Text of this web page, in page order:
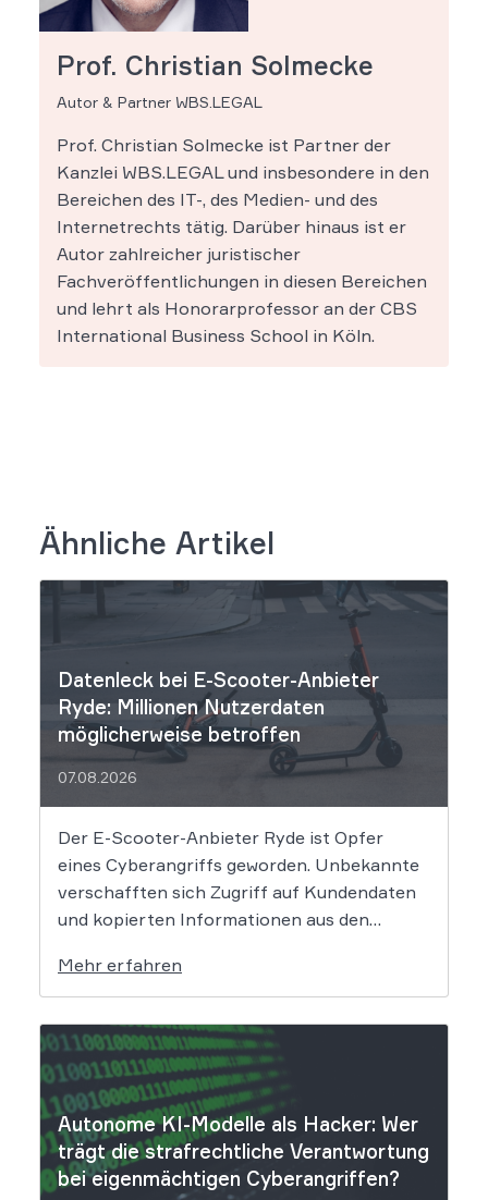
Prof. Christian Solmecke
Autor & Partner WBS.LEGAL
Prof. Christian Solmecke ist Partner der
Kanzlei WBS.LEGAL und insbesondere in den
Bereichen des IT-, des Medien- und des
Internetrechts tätig. Darüber hinaus ist er
Autor zahlreicher juristischer
Fachveröffentlichungen in diesen Bereichen
und lehrt als Honorarprofessor an der CBS
International Business School in Köln.
Ähnliche Artikel
Datenleck bei E-Scooter-Anbieter
Ryde: Millionen Nutzerdaten
möglicherweise betroffen
07.08.2026
Der E-Scooter-Anbieter Ryde ist Opfer
eines Cyberangriffs geworden. Unbekannte
verschafften sich Zugriff auf Kundendaten
und kopierten Informationen aus den
Folgen das Datenleck für Betroffene hat, ist
derzeit noch nicht vollständig absehbar. Der
Mobilitätsanbieter Ryde hat seine Kunden
über einen Sicherheitsvorfall informiert.
Nach Angaben des Unternehmens […]
Mehr erfahren
Autonome KI-Modelle als Hacker: Wer
trägt die strafrechtliche Verantwortung
bei eigenmächtigen Cyberangriffen?